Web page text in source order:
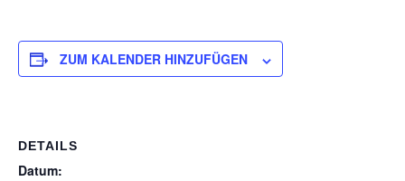
ZUM KALENDER HINZUFÜGEN
DETAILS
Datum: